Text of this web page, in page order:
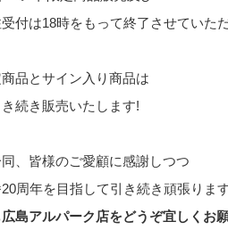
付は18時をもって終了させていた
品とサイン入り商品は
続き販売いたします!
、皆様のご愛顧に感謝しつつ
周年を目指して引き続き頑張りま
島アルパーク店をどうぞ宜しくお